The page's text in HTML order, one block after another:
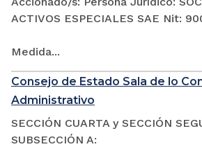
ACTIVOS ESPECIALES SAE Nit:
Medida...
Consejo de Estado Sala de lo
Administrativo
SECCIÓN CUARTA y SECCIÓN
SUBSECCIÓN A: